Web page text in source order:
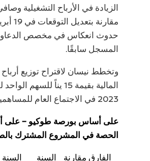
الزيادة في الأرباح التشغيلية
مقارنة
حدوث انعكاس في مخصص
المسجل سابقًا.
وتخطط نيسان لاقتراح توزيع أرباح
المالية بقيمة 15 يناً للسهم
2023 في الاجتماع العام للمساهمين.
على أساس بورصة طوكيو – على
الحصة في المشروع المشترك
السنة
السنة
الفارق مقارنة